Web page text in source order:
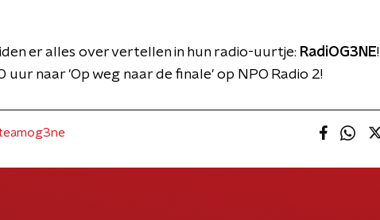
er alles over vertellen in hun radio-uurtje: RadiOG3NE!
uur naar 'Op weg naar de finale' op NPO Radio 2!